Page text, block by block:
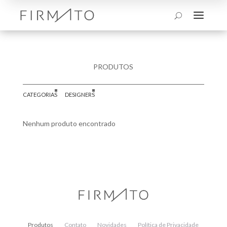
U a
PRODUTOS
CATEGORIAS DESIGNERS
Nenhum produto encontrado
Produtos Contato Novidades
Política de Privacidade